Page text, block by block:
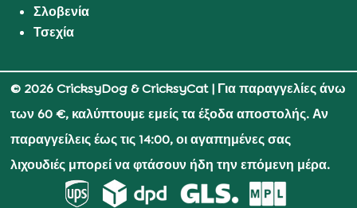
Σλοβενία
Τσεχία
© 2026 CricksyDog & CricksyCat| Για παραγγελίες άνω
των 60 €, καλύπτουμε εμείς τα έξοδα αποστολής. Αν
παραγγείλεις έως τις 14:00, οι αγαπημένες σας
λιχουδιές μπορεί να φτάσουν ήδη την επόμενη μέρα.